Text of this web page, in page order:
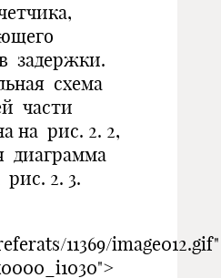
задержки.
схема
части
на рис. 2. 2,
диаграмма
2. 3.
11369/image012.gif"